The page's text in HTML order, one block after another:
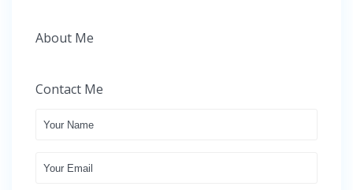
About Me
Contact Me